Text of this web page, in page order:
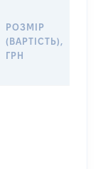
РОЗМІР
(ВАРТІСТЬ),
ГРН